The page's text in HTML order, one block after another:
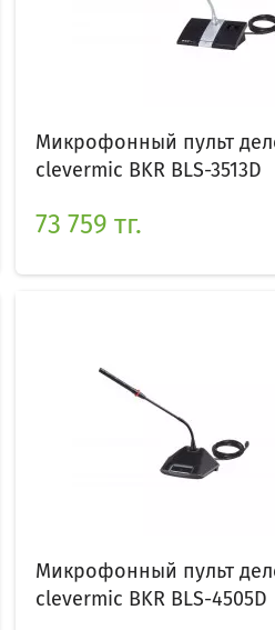
Микрофонный пульт
clevermic BKR BLS-3513D
73 759 тг.
Микрофонный пульт
clevermic BKR BLS-4505D